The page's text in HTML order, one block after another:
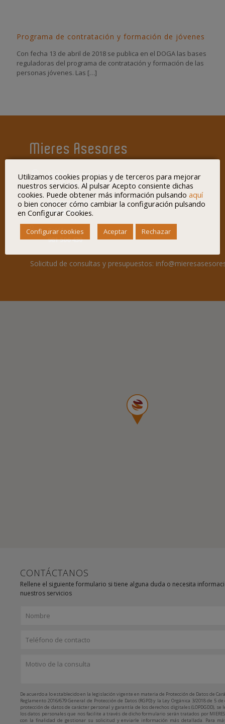
Programa de contratación y formación de jóvenes
Con fecha 13 de abril de 2018 se publica en el DOGA las bases
reguladoras del programa de contratación y formación de las
personas jóvenes. Las […]
Mieres Asesores
Rúa do Hórreo, 100 Bajo
15701 Santiago de Compostela
Horario de oficina:
8:00 a 18:00
Teléfono:
981 506 430
Solicitud de consultas y presupuestos:
CONTÁCTANOS
Rellene el siguiente formulario si tiene alguna duda o necesita
nuestros servicios
De acuerdo a lo establecido en la legislación vigente en materia de Protección de Datos de
Reglamento 2016/679 General de Protección de Datos (RGPD) y la Ley Orgánica 3/2018 de 5
protección de datos de carácter personal y garantía de los derechos digitales (LOPDGDD), se
los datos personales que nos facilite a través de dicho formulario serán tratados por MIERES
con la finalidad de gestionar su solicitud y enviarle información más detallada. Para
Utilizamos cookies propias y de terceros para mejorar
nuestros servicios. Al pulsar Acepto consiente dichas
cookies. Puede obtener más información pulsando aquí
o bien conocer cómo cambiar la configuración pulsando
en Configurar Cookies.
Configurar cookies Aceptar Rechazar